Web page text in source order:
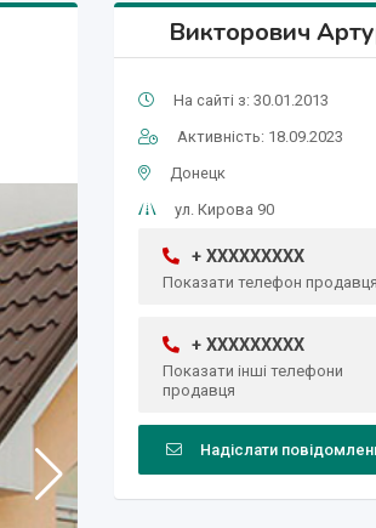
Викторович
На сайті з: 30.01.2013
Активність: 18.09.2023
Донецк
ул. Кирова 90
+ XXXXXXXXX
Показати телефон продавця
+ XXXXXXXXX
Показати інші телефони
продавця
Надіслати